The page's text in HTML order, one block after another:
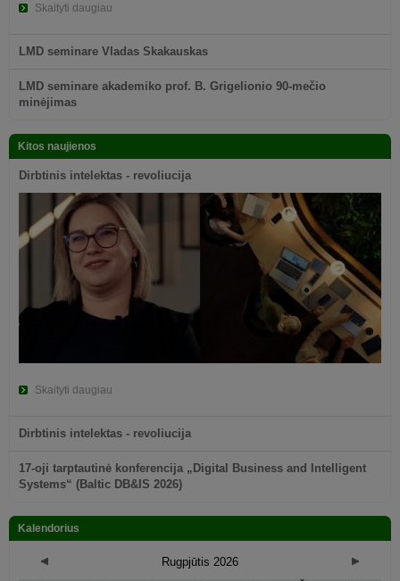
Skaityti daugiau
LMD seminare Vladas Skakauskas
LMD seminare akademiko prof. B. Grigelionio 90-mečio
minėjimas
Kitos naujienos
Dirbtinis intelektas - revoliucija
Skaityti daugiau
Dirbtinis intelektas - revoliucija
17-oji tarptautinė konferencija „Digital Business and Intelligent
Systems“ (Baltic DB&IS 2026)
Kalendorius
Rugpjūtis 2026